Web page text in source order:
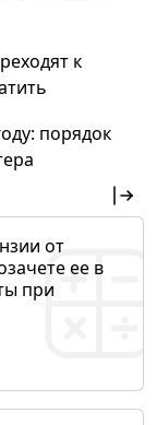
к
порядок
от
ее в
при